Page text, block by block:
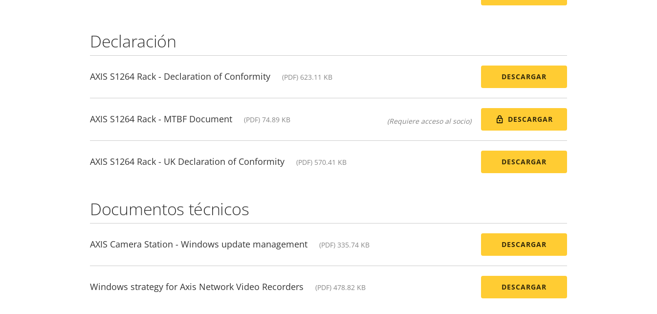
Declaración
AXIS S1264 Rack - Declaration of Conformity (PDF) 623.11 KB DESCARGAR
AXIS S1264 Rack - MTBF Document (PDF) 74.89 KB (Requiere acceso al socio) DESCARGAR
AXIS S1264 Rack - UK Declaration of Conformity (PDF) 570.41 KB DESCARGAR
Documentos técnicos
AXIS Camera Station - Windows update management (PDF) 335.74 KB DESCARGAR
Windows strategy for Axis Network Video Recorders (PDF) 478.82 KB DESCARGAR